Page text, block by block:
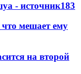
- источник183
что мешает ему
на второй